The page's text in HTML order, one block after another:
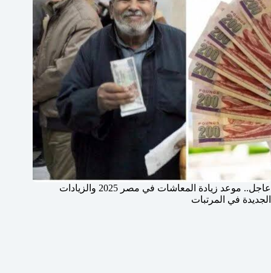
عاجل.. موعد زيادة المعاشات في مصر 2025 والزيادات
الجديدة في المرتبات